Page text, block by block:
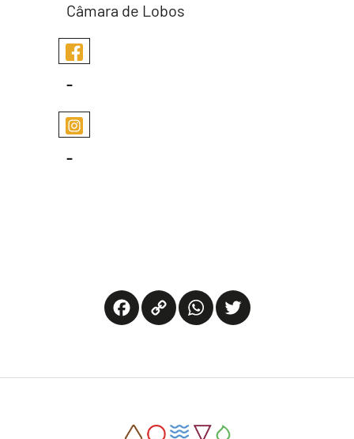
Câmara de Lobos
-
-
Facebook
Copy
WhatsApp